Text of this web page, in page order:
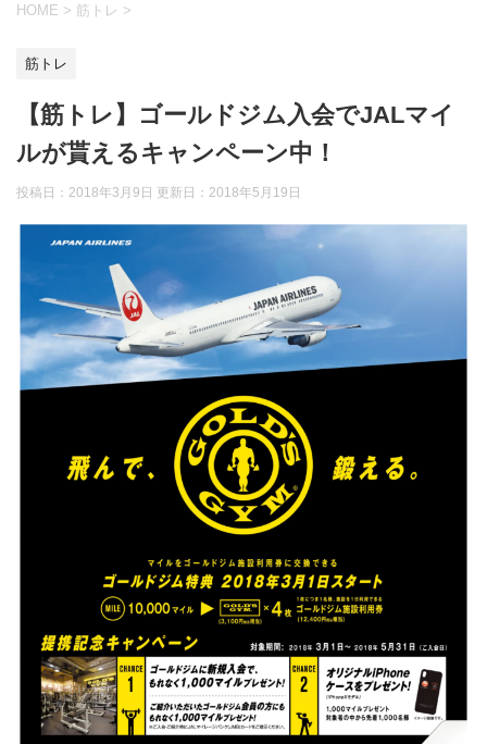
HOME > 筋トレ >
筋トレ
【筋トレ】ゴールドジム入会でJALマイ
ルが貰えるキャンペーン中！
投稿日：2018年3月9日 更新日： 2018年5月19日